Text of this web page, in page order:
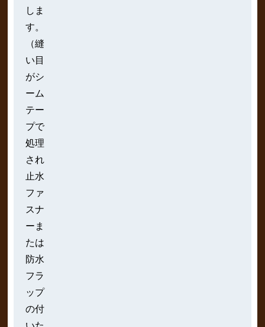
しま
す。
（縫
い目
がシ
ーム
テー
プで
処理
され
止水
ファ
スナ
ーま
たは
防水
フラ
ップ
の付